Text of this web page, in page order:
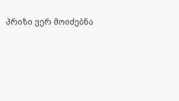
პრიზი ვერ მოიძებნა